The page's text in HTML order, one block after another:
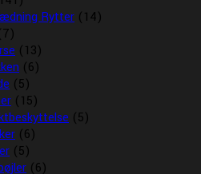
Rytter (14)
(13)
(6)
(5)
(15)
(5)
(6)
(5)
(6)